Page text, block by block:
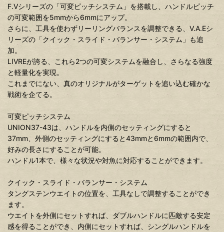
F.Vシリーズの「可変ピッチシステム」を搭載し、ハンドルピッチ
の可変範囲を5mmから6mmにアップ。
さらに、工具を使わずリーリングバランスを調整できる、V.A.Eシ
リーズの「クイック・スライド・バランサー・システム」も追
加。
LIVREが誇る、これら2つの可変システムを融合し、さらなる強度
と軽量化を実現。
これまでにない、真のオリジナルがターゲットを追い込む確かな
戦術を企てる。
可変ピッチシステム
UNION37-43は、ハンドルを内側のセッティングにすると
37mm、外側のセッティングにすると43mmと6mmの範囲内で、
好みの長さにすることが可能。
ハンドル1本で、様々な状況や対魚に対応することができます。
クイック・スライド・バランサー・システム
タングステンウエイトの位置を、工具なしで調整することができ
ます。
ウエイトを外側にセットすれば、ダブルハンドルに匹敵する安定
感を得ることができ、内側にセットすれば、シングルハンドルを